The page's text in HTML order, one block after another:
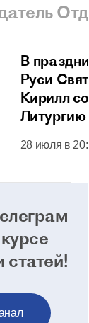
В
Руси
Кирилл
Кремля
28 июля в
статей!